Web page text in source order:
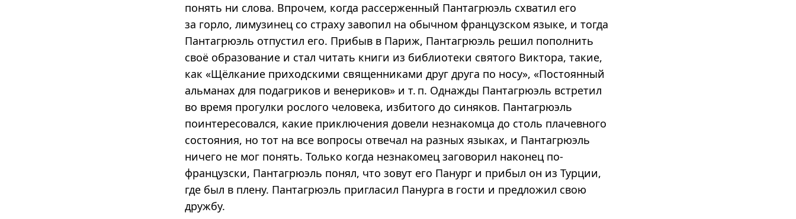
понять ни слова. Впрочем, когда рассерженный Пантагрюэль схватил его
за горло, лимузинец со страху завопил на обычном французском языке, и тогда
Пантагрюэль отпустил его. Прибыв в Париж, Пантагрюэль решил пополнить
своё образование и стал читать книги из библиотеки святого Виктора, такие,
как «Щёлкание приходскими священниками друг друга по носу», «Постоянный
альманах для подагриков и венериков» и т. п. Однажды Пантагрюэль встретил
во время прогулки рослого человека, избитого до синяков. Пантагрюэль
поинтересовался, какие приключения довели незнакомца до столь плачевного
состояния, но тот на все вопросы отвечал на разных языках, и Пантагрюэль
ничего не мог понять. Только когда незнакомец заговорил наконец по-
французски, Пантагрюэль понял, что зовут его Панург и прибыл он из Турции,
где был в плену. Пантагрюэль пригласил Панурга в гости и предложил свою
дружбу.